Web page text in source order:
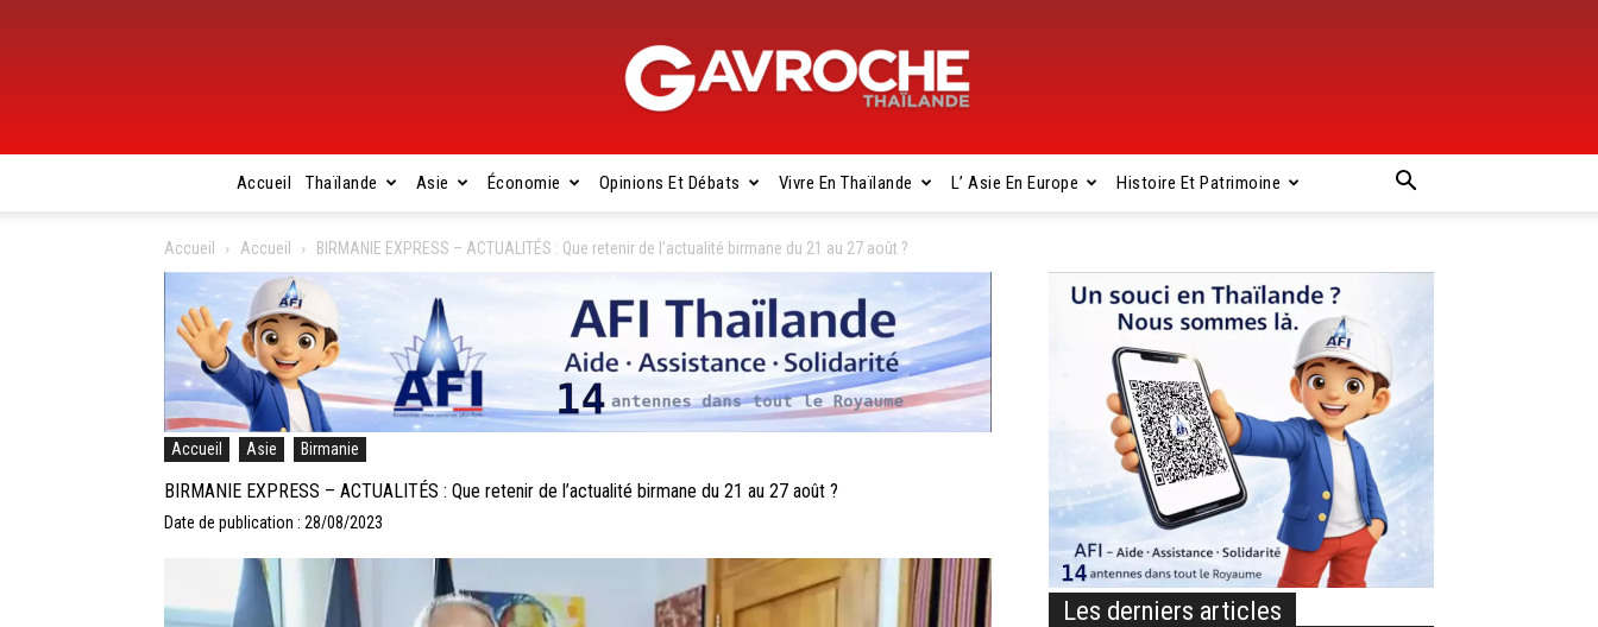
Gavroche
Thaïlande
Accueil Thaïlande Asie Économie Opinions Et Débats Vivre En Thaïlande L’ Asie En Europe Histoire Et Patrimoine
Accueil Accueil BIRMANIE EXPRESS – ACTUALITÉS : Que retenir de l’actualité birmane du 21 au 27 août ?
Accueil Asie Birmanie
BIRMANIE EXPRESS – ACTUALITÉS : Que retenir de l’actualité birmane du 21 au 27 août ?
Date de publication : 28/08/2023
Les derniers articles